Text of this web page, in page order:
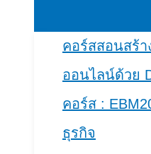
คอร์สสอนสร้
ออนไลน์ด้วย
คอร์​ส :
ธุรกิจ